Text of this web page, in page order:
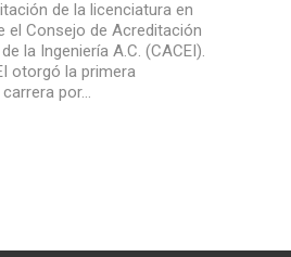
de la licenciatura en
el Consejo de Acreditación
la Ingeniería A.C. (CACEI).
otorgó la primera
por…